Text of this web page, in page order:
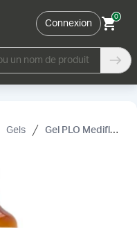
Connexion
0
un nom de produit
Gels Gel PLO Mediflo™ 30, trousse pour composé